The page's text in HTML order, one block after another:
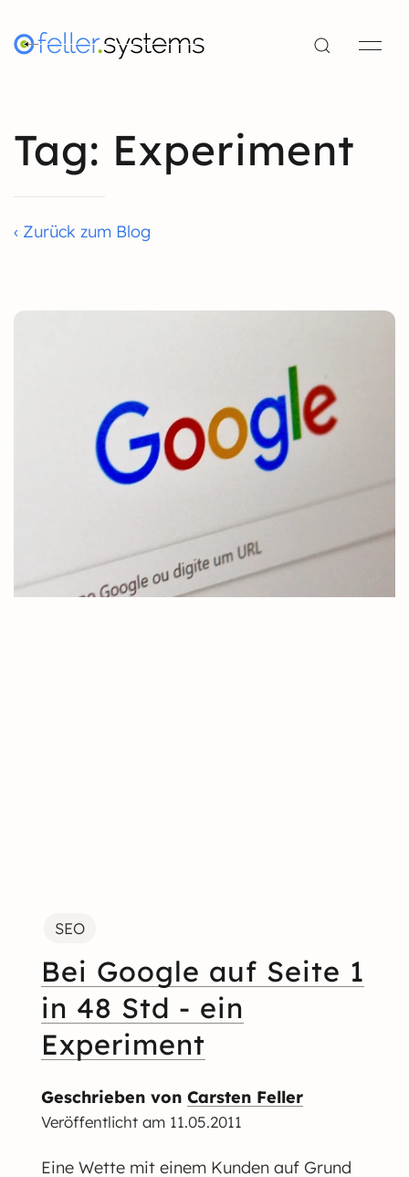
Tag: Experiment
‹ Zurück zum Blog
SEO
Bei Google auf Seite 1
in 48 Std - ein
Experiment
Geschrieben von Carsten Feller
Veröffentlicht am 11.05.2011
Eine Wette mit einem Kunden auf Grund